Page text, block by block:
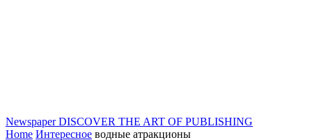
Newspaper DISCOVER THE ART OF PUBLISHING
Home Интересное водные атракционы